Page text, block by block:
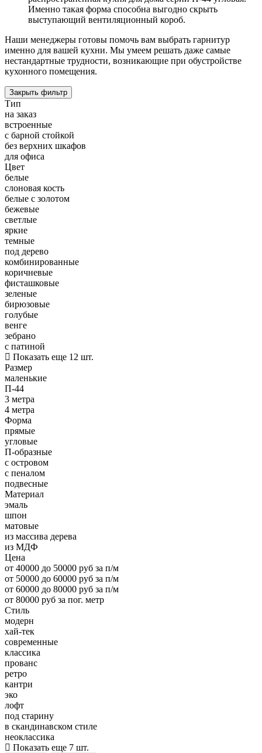
Именно такая форма способна выгодно скрыть
выступающий вентиляционный короб.
Наши менеджеры готовы помочь вам выбрать гарнитур
именно для вашей кухни. Мы умеем решать даже самые
нестандартные трудности, возникающие при обустройстве
кухонного помещения.
Закрыть фильтр
Тип
на заказ
встроенные
с барной стойкой
без верхних шкафов
для офиса
Цвет
белые
слоновая кость
белые с золотом
бежевые
светлые
яркие
темные
под дерево
комбинированные
коричневые
фисташковые
зеленые
бирюзовые
голубые
венге
зебрано
с патиной
Показать еще 12 шт.
Размер
маленькие
П-44
3 метра
4 метра
Форма
прямые
угловые
П-образные
с островом
с пеналом
подвесные
Материал
эмаль
шпон
матовые
из массива дерева
из МДФ
Цена
от 40000 до 50000 руб за п/м
от 50000 до 60000 руб за п/м
от 60000 до 80000 руб за п/м
от 80000 руб за пог. метр
Стиль
модерн
хай-тек
современные
классика
прованс
ретро
кантри
эко
лофт
под старину
в скандинавском стиле
неоклассика
Показать еще 7 шт.